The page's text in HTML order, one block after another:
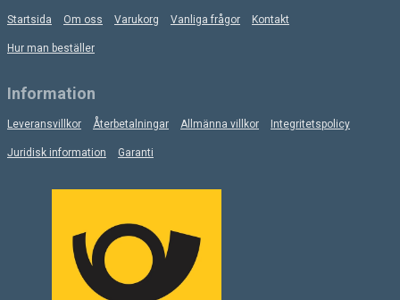
Startsida Om oss Varukorg Vanliga frågor Kontakt
Hur man beställer
Information
Leveransvillkor Återbetalningar Allmänna villkor Integritetspolicy
Juridisk information Garanti